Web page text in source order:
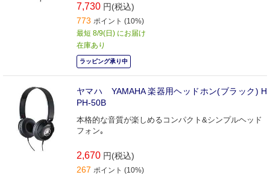
7,730 円(税込)
773 ポイント (10%)
最短 8/9(日) にお届け
在庫あり
ラッピング承り中
ヤマハ YAMAHA 楽器用ヘッドホン(ブラック) H
PH-50B
本格的な音質が楽しめるコンパクト&シンプルヘッド
フォン｡
2,670 円(税込)
267 ポイント (10%)